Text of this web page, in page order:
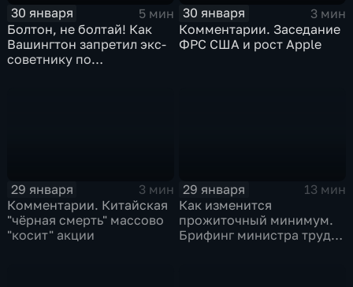
30 января
5 мин
Болтон, не болтай! Как
Вашингтон запретил экс-
советнику по
30 января
3 мин
Комментарии. Заседание
ФРС США и рост Apple
29 января
3 мин
Комментарии. Китайская
"чёрная смерть" массово
"косит" акции
29 января
13 мин
Как изменится
прожиточный минимум.
Брифинг министра труда